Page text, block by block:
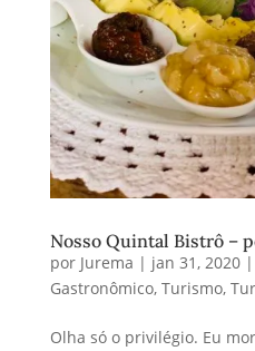
Nosso Quintal Bistrô –
por Jurema | jan 31, 2020|
Gastronômico, Turismo,
Olha só o privilégio. Eu